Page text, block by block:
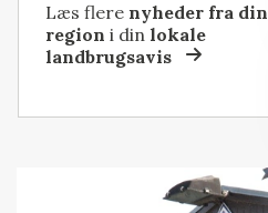
Læs flere nyheder fra din
region i dinlokale
landbrugsavis